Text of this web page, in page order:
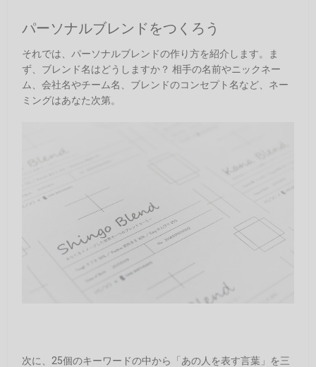
パーソナルブレンドをつくろう
それでは、パーソナルブレンドの作り方を紹介します。ま
ず、ブレンド名はどうしますか？ 相手の名前やニックネー
ム、会社名やチーム名、ブレンドのコンセプト名など、ネー
ミングはあなた次第。
次に、25個のキーワードの中から「あの人を表す言葉」を三